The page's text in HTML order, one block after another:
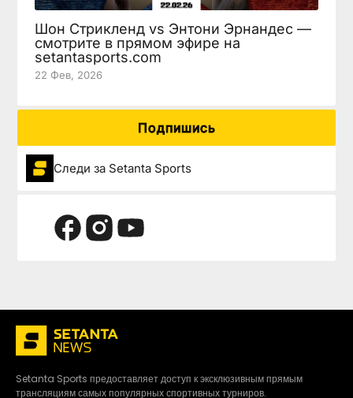
Шон Стрикленд vs Энтони Эрнандес —
смотрите в прямом эфире на
setantasports.com
22 Фев, 2026
Подпишись
Следи за Setanta Sports
Setanta Sports предоставляет доступ к эксклюзивным прямым
трансляциям самых популярных спортивных турниров.